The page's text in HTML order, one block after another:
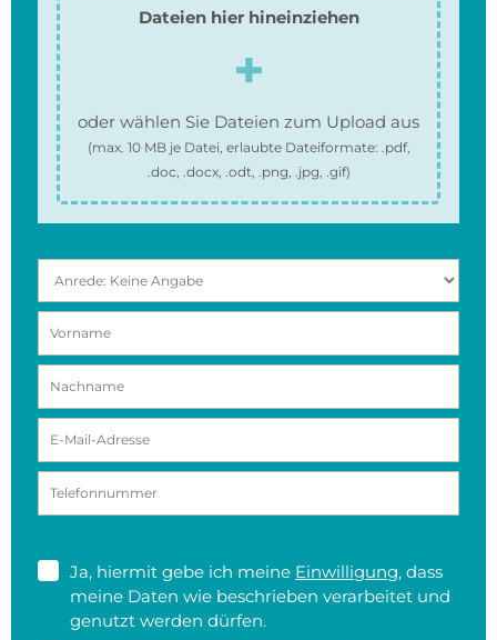
Dateien hier hineinziehen
oder wählen Sie Dateien zum Upload aus
(max. 10 MBje Datei, erlaubte Dateiformate: .pdf,
.doc, .docx, .odt, .png, .jpg, .gif)
Ja, hiermit gebe ich meine Einwilligung, dass
meine Daten wie beschrieben verarbeitet und
genutzt werden dürfen.